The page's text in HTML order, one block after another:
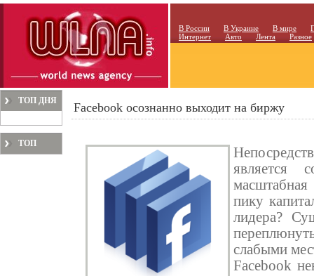
В России В Украине В мире
Интернет
Авто Лента Разное
ТОП ДНЯ
ТОП
Facebook осознанно выходит на биржу
является
пику
лидера?
слабыми
Facebook